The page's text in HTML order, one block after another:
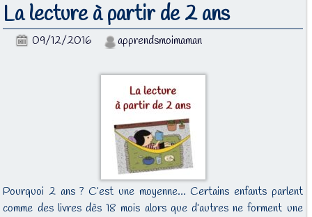
La lecture à partir de 2 ans
09/12/2016 apprendsmoimaman
Pourquoi 2 ans ? C’est une moyenne… Certains enfants parlent
comme des livres dès 18 mois alors que d’autres ne forment une